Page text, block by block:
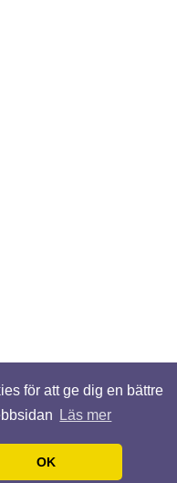
för att ge dig en bättre
Läs mer
OK